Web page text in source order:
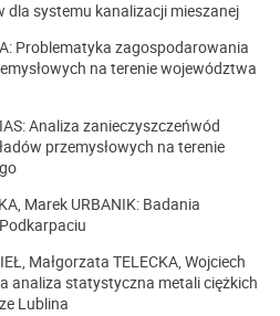
systemu kanalizacji mieszanej
Problematyka zagospodarowania
na terenie województwa
Analiza zanieczyszczeńwód
przemysłowych na terenie
Marek URBANIK: Badania
Małgorzata TELECKA, Wojciech
analiza statystyczna metali ciężkich
Lublina